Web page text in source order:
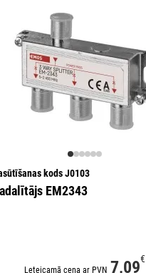
kods J0103
EM2343
Leteicamā cena ar PVN 7,09€